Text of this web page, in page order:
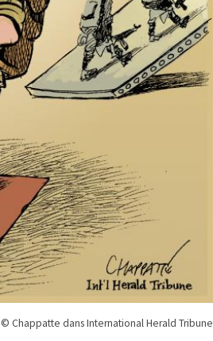
© Chappatte dans International Herald Tribune